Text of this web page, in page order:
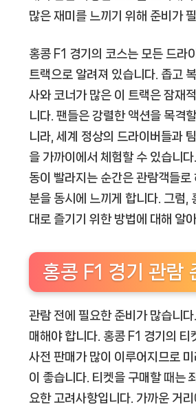
많은 재미를 느끼기 위해 준비가
홍콩 F1 경기의 코스는 모든 드라
트랙으로 알려져 있습니다. 좁고
사와 코너가 많은 이 트랙은 잠재
니다. 팬들은 강렬한 액션을 목격
니라, 세계 정상의 드라이버들과
을 가까이에서 체험할 수 있습니
동이 빨라지는 순간은 관람객들로
분을 동시에 느끼게 합니다. 그럼,
대로 즐기기 위한 방법에 대해 알
홍콩 F1 경기 관람
관람 전에 필요한 준비가 많습니
매해야 합니다. 홍콩 F1 경기의 티
사전 판매가 많이 이루어지므로
이 좋습니다. 티켓을 구매할 때는
요한 고려사항입니다. 가까운 거